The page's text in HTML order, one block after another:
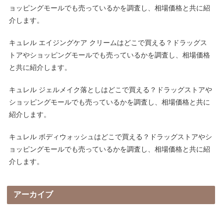
ョッピングモールでも売っているかを調査し、相場価格と共に紹
介します。
キュレル エイジングケア クリームはどこで買える？ドラッグス
トアやショッピングモールでも売っているかを調査し、相場価格
と共に紹介します。
キュレル ジェルメイク落としはどこで買える？ドラッグストアや
ショッピングモールでも売っているかを調査し、相場価格と共に
紹介します。
キュレル ボディウォッシュはどこで買える？ドラッグストアやシ
ョッピングモールでも売っているかを調査し、相場価格と共に紹
介します。
アーカイブ